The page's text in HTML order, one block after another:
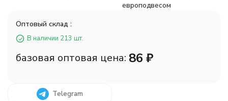
европодвесом
Оптовый склад :
В наличии 213 шт.
базовая оптовая цена: 86 ₽
Telegram